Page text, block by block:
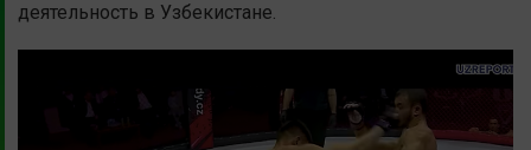
деятельность в Узбекистане.